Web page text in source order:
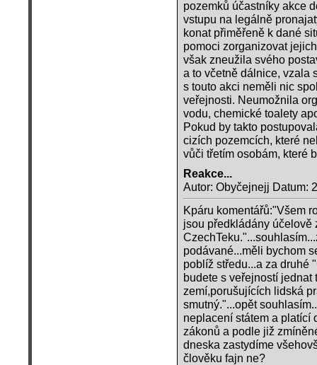
pozemků účastníky akce
vstupu na legálně
konat přiměřeně k dané
pomoci zorganizovat
však zneužila svého
a to včetně dálnice, vzala
s touto akci neměli nic
veřejnosti. Neumožnila
vodu, chemické toalety
Pokud by takto
cizích pozemcích, které
vůči třetím osobám, které
Reakce...
Autor: Obyčejnejj Datum:
Kpáru komentářů:"Všem
jsou předkládány účelově
podávané...měli bychom
poblíž středu...a za druhé
budete s veřejností
zemí,porušujících lidská
smutný."...opět
neplacení státem a platící
zákonů a podle již
dneska zastydíme
člověku fajn ne?